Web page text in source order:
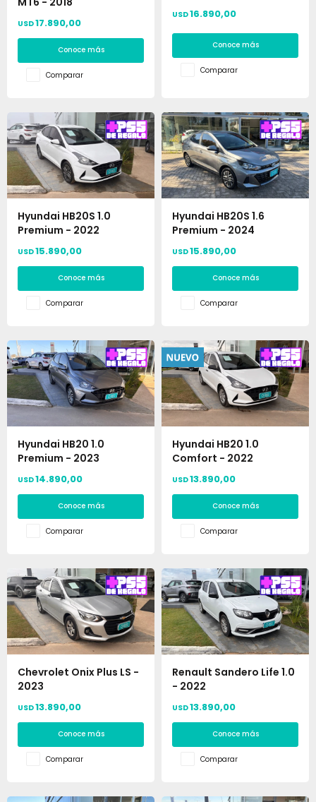
USD17.890,00
Conoce más
Comparar
USD16.890,00
Conoce más
Comparar
Hyundai HB20S 1.0
Premium - 2022
USD15.890,00
Conoce más
Comparar
Hyundai HB20S 1.6
Premium - 2024
USD15.890,00
Conoce más
Comparar
Hyundai HB20 1.0
Premium - 2023
USD14.890,00
Conoce más
Comparar
Hyundai HB20 1.0
Comfort - 2022
USD13.890,00
Conoce más
Comparar
Chevrolet Onix Plus LS -
2023
USD13.890,00
Conoce más
Comparar
Renault Sandero Life 1.0
- 2022
USD13.890,00
Conoce más
Comparar